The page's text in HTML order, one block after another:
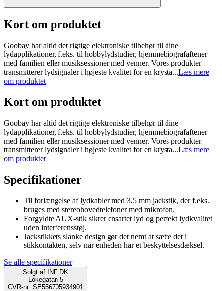
Kort om produktet
Goobay har altid det rigtige elektroniske tilbehør til dine
lydapplikationer, f.eks. til hobbylydstudier, hjemmebiografaftener
med familien eller musiksessioner med venner. Vores produkter
transmitterer lydsignaler i højeste kvalitet for en krysta...Læs mere
om produktet
Kort om produktet
Goobay har altid det rigtige elektroniske tilbehør til dine
lydapplikationer, f.eks. til hobbylydstudier, hjemmebiografaftener
med familien eller musiksessioner med venner. Vores produkter
transmitterer lydsignaler i højeste kvalitet for en krysta...Læs mere
om produktet
Specifikationer
Til forlængelse af lydkabler med 3,5 mm jackstik, der f.eks.
bruges med stereohovedtelefoner med mikrofon.
Forgyldte AUX-stik sikrer ensartet lyd og perfekt lydkvalitet
uden interferensstøj.
Jackstikkets slanke design gør det nemt at sætte det i
stikkontakten, selv når enheden har et beskyttelsesdæksel.
Se alle specifikationer
Solgt af
INF DK
Lokegatan 5
CVR-nr: SE556705934901